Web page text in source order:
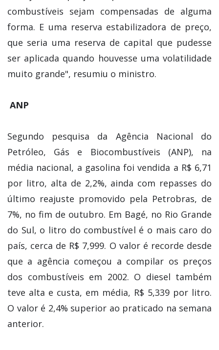
combustíveis sejam compensadas de alguma
forma. E uma reserva estabilizadora de preço,
que seria uma reserva de capital que pudesse
ser aplicada quando houvesse uma volatilidade
muito grande", resumiu o ministro.
ANP
Segundo pesquisa da Agência Nacional do
Petróleo, Gás e Biocombustíveis (ANP), na
média nacional, a gasolina foi vendida a R$ 6,71
por litro, alta de 2,2%, ainda com repasses do
último reajuste promovido pela Petrobras, de
7%, no fim de outubro. Em Bagé, no Rio Grande
do Sul, o litro do combustível é o mais caro do
país, cerca de R$ 7,999. O valor é recorde desde
que a agência começou a compilar os preços
dos combustíveis em 2002. O diesel também
teve alta e custa, em média, R$ 5,339 por litro.
O valor é 2,4% superior ao praticado na semana
anterior.